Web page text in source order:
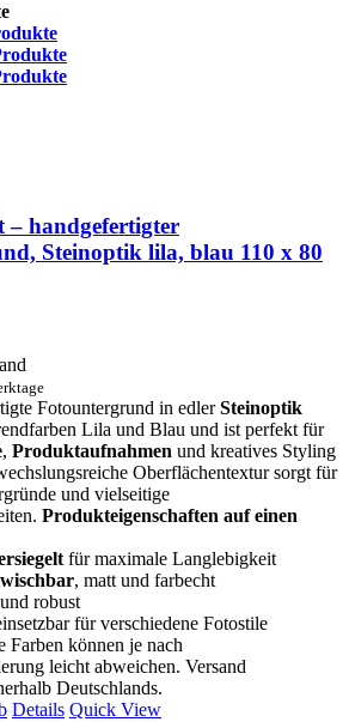
– handgefertigter
Steinoptik lila, blau 110 x 80
Fotountergrund in edlerSteinoptik
Lila und Blau und ist perfekt für
, Produktaufnahmen und kreatives Styling
Oberflächentextur sorgt für
und vielseitige
Produkteigenschaften auf einen
für maximale Langlebigkeit
, matt und farbecht
robust
für verschiedene Fotostile
Farben können je nach
leicht abweichen. Versand
Deutschlands.
Details Quick View